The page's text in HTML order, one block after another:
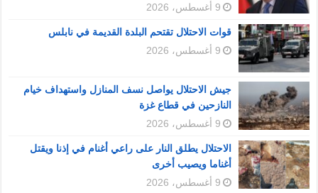
9 أغسطس، 2026
قوات الاحتلال تقتحم البلدة القديمة في نابلس
9 أغسطس، 2026
جيش الاحتلال يواصل نسف المنازل واستهداف خيام
النازحين في قطاع غزة
9 أغسطس، 2026
الاحتلال يطلق النار على راعي أغنام في إذنا ويقتل
أغناما ويصيب أخرى
9 أغسطس، 2026